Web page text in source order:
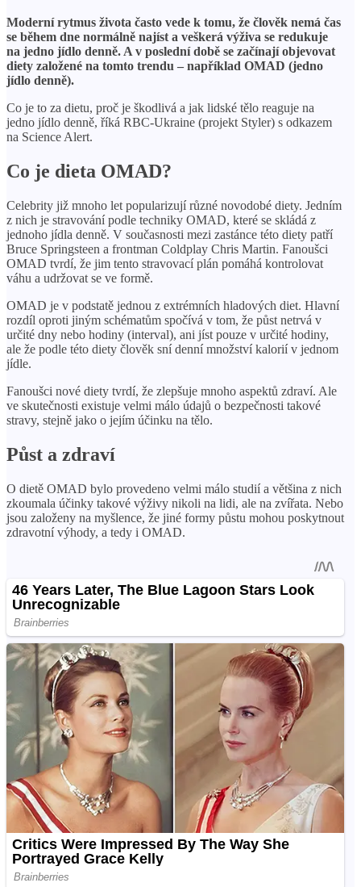
Moderní rytmus života často vede k tomu, že člověk nemá čas
se během dne normálně najíst a veškerá výživa se redukuje
na jedno jídlo denně. A v poslední době se začínají objevovat
diety založené na tomto trendu – například OMAD (jedno
jídlo denně).
Co je to za dietu, proč je škodlivá a jak lidské tělo reaguje na
jedno jídlo denně, říká RBC-Ukraine (projekt Styler) s odkazem
na Science Alert.
Co je dieta OMAD?
Celebrity již mnoho let popularizují různé novodobé diety. Jedním
z nich je stravování podle techniky OMAD, které se skládá z
jednoho jídla denně. V současnosti mezi zastánce této diety patří
Bruce Springsteen a frontman Coldplay Chris Martin. Fanoušci
OMAD tvrdí, že jim tento stravovací plán pomáhá kontrolovat
váhu a udržovat se ve formě.
OMAD je v podstatě jednou z extrémních hladových diet. Hlavní
rozdíl oproti jiným schématům spočívá v tom, že půst netrvá v
určité dny nebo hodiny (interval), ani jíst pouze v určité hodiny,
ale že podle této diety člověk sní denní množství kalorií v jednom
jídle.
Fanoušci nové diety tvrdí, že zlepšuje mnoho aspektů zdraví. Ale
ve skutečnosti existuje velmi málo údajů o bezpečnosti takové
stravy, stejně jako o jejím účinku na tělo.
Půst a zdraví
O dietě OMAD bylo provedeno velmi málo studií a většina z nich
zkoumala účinky takové výživy nikoli na lidi, ale na zvířata. Nebo
jsou založeny na myšlence, že jiné formy půstu mohou poskytnout
zdravotní výhody, a tedy i OMAD.